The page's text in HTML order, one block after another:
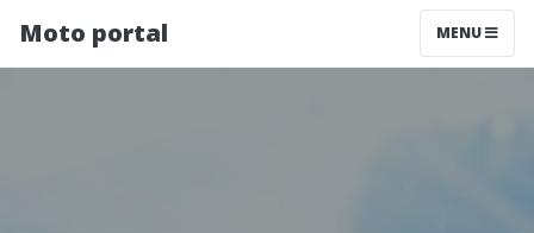
Moto portal MENU